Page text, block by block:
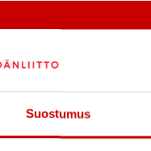
Suostumus